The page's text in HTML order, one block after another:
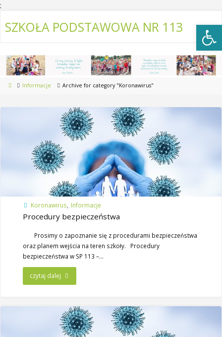
;
SZKOŁA PODSTAWOWA NR 113
Informacje Archive for category "Koronawirus"
Koronawirus Informacje
Procedury bezpieczeństwa
Prosimy o zapoznanie się z procedurami bezpieczeństwa
oraz planem wejścia na teren szkoły. Procedury
bezpieczeństwa w SP 113 –…
czytaj dalej